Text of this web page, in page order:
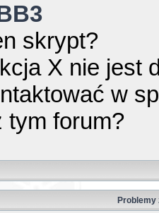
skrypt?
X nie jest
w
tym forum?
Problemy